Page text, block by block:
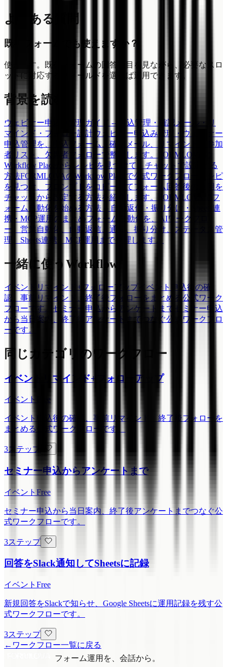
よくある質問
既存フォームでも使えますか？
使えます。既存フォームの回答項目を見ながら、必要なスロ
ットに対応するフィールドを選べば運用できます。
背景を読む
ウェビナー申込み管理ガイド -- 申込管理・確認メール・リ
マインド・フォロー設計 ウェビナー申込み管理・ウェビナー
申込管理を、申込フォーム、確認メール、リマインド、参加
者リスト、欠席者フォローで整理します。
FORMLOVAの
Workflow Placeからレシピを見つけて、チャットで設定する
方法FORMLOVAのWorkflow Placeで公式ワークフローレシピ
を見つけ、プロンプトをコピーしてフォーム回答後の運用を
チャットから設定する方法を紹介します。
FORMLOVAでフ
ォーム自動化を始める方法 -- 自動返信・振り分け・Sheets連
携・MCP運用のまとめフォーム自動化を、AIワークフロ
ー、営業自動化、自動返信、通知、振り分け、ステータス管
理、Sheets連携、MCP運用まで整理します。
一緒に使うWorkflow
イベントリマインド+フォローアップ
イベント申込後の確
認、事前リマインド、終了後フォローをまとめる公式ワーク
フローです。 セミナー申込からアンケートまで
セミナー申込
から当日案内、終了後アンケートまでつなぐ公式ワークフロ
ーです。
同じカテゴリのワークフロー
イベントリマインド+フォローアップ
イベント Free
イベント申込後の確認、事前リマインド、終了後フォローを
まとめる公式ワークフローです。
3ステップ
セミナー申込からアンケートまで
イベント Free
セミナー申込から当日案内、終了後アンケートまでつなぐ公
式ワークフローです。
3ステップ
回答をSlack通知してSheetsに記録
イベント Free
新規回答をSlackで知らせ、Google Sheetsに運用記録を残す公
式ワークフローです。
3ステップ
← ワークフロー一覧に戻る
フォーム運用を、会話から。